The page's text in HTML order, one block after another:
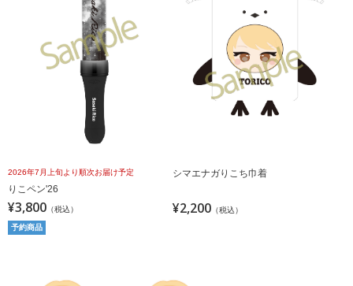
2026年7月上旬より順次お届け予定
りこペン'26
¥3,800 （税込）
予約商品
シマエナガりこち巾着
¥2,200 （税込）